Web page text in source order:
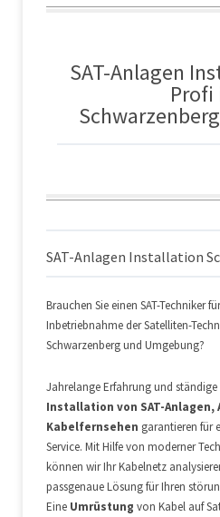
SAT-Anlagen
Profi
SAT-Anlagen Installation
Brauchen Sie einen SAT-Techniker
Inbetriebnahme der Satelliten-
Schwarzenberg und Umgebung?
Jahrelange Erfahrung und
Installation von SAT-Anlagen,
Kabelfernsehen garantieren für
Service. Mit Hilfe von moderner
können wir Ihr Kabelnetz
passgenaue Lösung für Ihren
Eine Umrüstung von Kabel auf